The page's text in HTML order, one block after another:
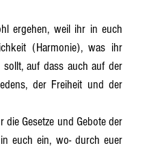
(Harmonie), was ihr
sollt, auf dass auch auf der
der Freiheit und der
euch ein, wo- durch euer